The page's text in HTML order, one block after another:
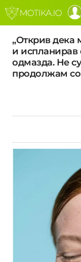
„Открив дека
и испланирав
одмазда. Не
продолжам со